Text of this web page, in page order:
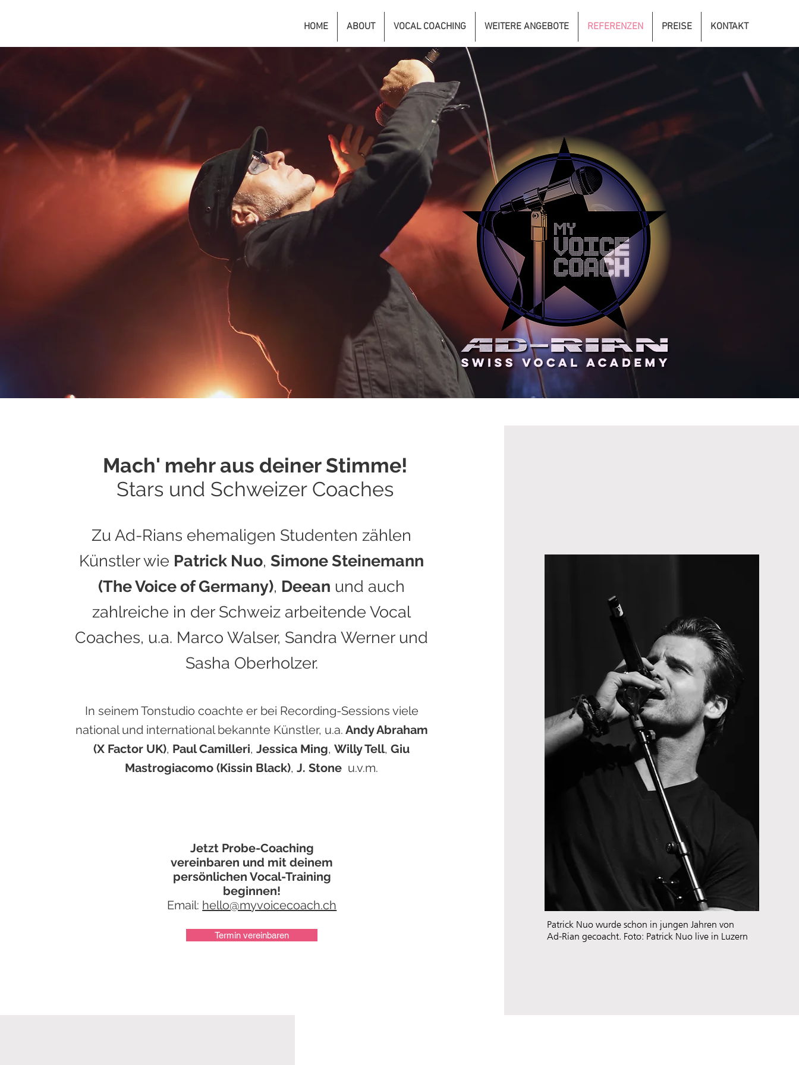
HOME ABOUT VOCAL COACHING WEITERE ANGEBOTE REFERENZEN PREISE KONTAKT
Mach' mehr aus deiner Stimme!
Stars und Schweizer Coaches
Zu Ad-Rians ehemaligen Studenten zählen
Künstler wie Patrick Nuo,Simone Steinemann
(The Voice of Germany), Deean und auch
zahlreiche in der Schweiz arbeitende Vocal
Coaches, u.a. Marco Walser, Sandra Werner und
Sasha Oberholzer.
In seinem Tonstudio coachte er bei Recording-Sessions viele
national und international bekannte Künstler, u.a. Andy Abraham
(X Factor UK), Paul Camilleri,Jessica Ming,Willy Tell,Giu
Mastrogiacomo (Kissin Black),J. Stone u.v.m.
Jetzt Probe-Coaching
vereinbaren und mit deinem
persönlichen Vocal-Training
beginnen!
Email: hello@myvoicecoach.ch
Termin vereinbaren
Patrick Nuo wurde schon in jungen Jahren von
Ad-Rian gecoacht. Foto: Patrick Nuo live in Luzern